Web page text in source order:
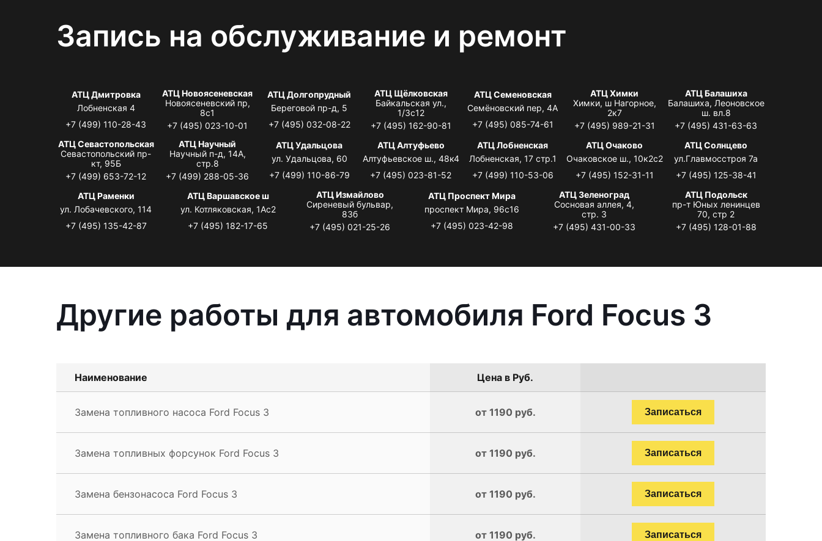
Запись на обслуживание и ремонт
АТЦ Дмитровка
Лобненская 4
+7 (499) 110-28-43
АТЦ Новоясеневская
Новоясеневский пр,
8с1
+7 (495) 023-10-01
АТЦ Долгопрудный
Береговой пр-д, 5
+7 (495) 032-08-22
АТЦ Щёлковская
Байкальская ул.,
1/3с12
+7 (495) 162-90-81
АТЦ Семеновская
Семёновский пер, 4А
+7 (495) 085-74-61
АТЦ Химки
Химки, ш Нагорное,
2к7
+7 (495) 989-21-31
АТЦ Балашиха
Балашиха, Леоновское
ш. вл.8
+7 (495) 431-63-63
АТЦ Севастопольская
Севастопольский пр-
кт, 95Б
+7 (499) 653-72-12
АТЦ Научный
Научный п-д, 14А,
стр.8
+7 (499) 288-05-36
АТЦ Удальцова
ул. Удальцова, 60
+7 (499) 110-86-79
АТЦ Алтуфьево
Алтуфьевское ш., 48к4
+7 (495) 023-81-52
АТЦ Лобненская
Лобненская, 17 стр.1
+7 (499) 110-53-06
АТЦ Очаково
Очаковское ш., 10к2с2
+7 (495) 152-31-11
АТЦ Солнцево
ул.Главмосстроя 7а
+7 (495) 125-38-41
АТЦ Раменки
ул. Лобачевского, 114
+7 (495) 135-42-87
АТЦ Варшавское ш
ул. Котляковская, 1Ас2
+7 (495) 182-17-65
АТЦ Измайлово
Сиреневый бульвар,
83б
+7 (495) 021-25-26
АТЦ Проспект Мира
проспект Мира, 96с16
+7 (495) 023-42-98
АТЦ Зеленоград
Сосновая аллея, 4,
стр. 3
+7 (495) 431-00-33
АТЦ Подольск
пр-т Юных ленинцев
70, стр 2
+7 (495) 128-01-88
Другие работы для автомобиля Ford Focus 3
Наименование Цена в Руб.
Замена топливного насоса Ford Focus 3 от 1190 руб. Записаться
Замена топливных форсунок Ford Focus 3 от 1190 руб. Записаться
Замена бензонасоса Ford Focus 3 от 1190 руб. Записаться
Замена топливного бака Ford Focus 3 от 1190 руб. Записаться